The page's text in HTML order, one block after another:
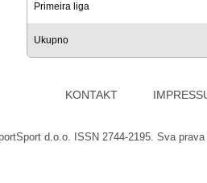
Primeira liga
Ukupno
KONTAKT
d.o.o. ISSN 2744-2195. Sva